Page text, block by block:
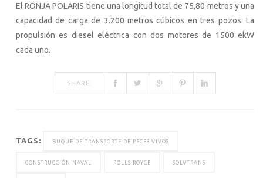
El RONJA POLARIS tiene una longitud total de 75,80 metros y una
capacidad de carga de 3.200 metros cúbicos en tres pozos. La
propulsión es diesel eléctrica con dos motores de 1500 ekW
cada uno.
SHARE:
TAGS: BUQUE DE TRANSPORTE DE PECES VIVOS
CONSTRUCCIÓN NAVAL ROLLS ROYCE SOLVTRANS